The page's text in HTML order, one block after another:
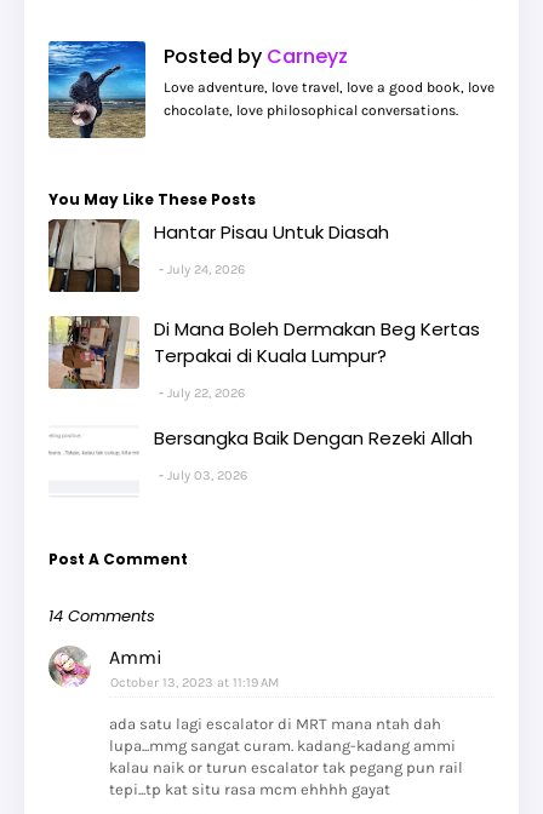
Posted by Carneyz
Love adventure, love travel, love a good book, love
chocolate, love philosophical conversations.
You May Like These Posts
Hantar Pisau Untuk Diasah
July 24, 2026
Di Mana Boleh Dermakan Beg Kertas
Terpakai di Kuala Lumpur?
July 22, 2026
Bersangka Baik Dengan Rezeki Allah
July 03, 2026
Post A Comment
14 Comments
Ammi
October 13, 2023 at 11:19 AM
ada satu lagi escalator di MRT mana ntah dah
lupa...mmg sangat curam. kadang-kadang ammi
kalau naik or turun escalator tak pegang pun rail
tepi...tp kat situ rasa mcm ehhhh gayat